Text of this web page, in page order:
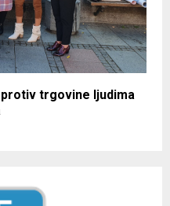
trgovine ljudima